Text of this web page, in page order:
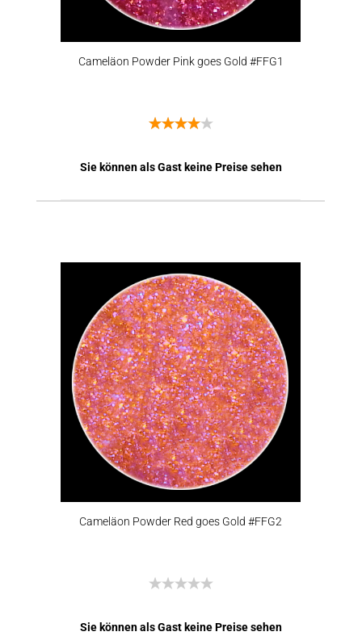
Cameläon Powder Pink goes Gold #FFG1
Sie können als Gast keine Preise sehen
Cameläon Powder Red goes Gold #FFG2
Sie können als Gast keine Preise sehen